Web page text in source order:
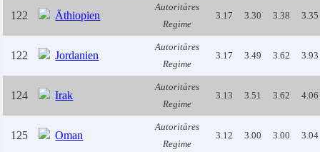
122 Äthiopien
Autoritäres
Regime
3.17 3.30 3.38 3.35
122 Jordanien
Autoritäres
Regime
3.17 3.49 3.62 3.93
124 Irak
Autoritäres
Regime
3.13 3.51 3.62 4.06
125 Oman
Autoritäres
Regime
3.12 3.00 3.00 3.04